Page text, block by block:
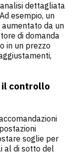
dettagliata
esempio, un
da un
di domanda
in un prezzo
il controllo
soglie per
al di sotto del